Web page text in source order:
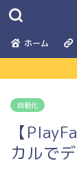
ホーム
自動化
【
カルで